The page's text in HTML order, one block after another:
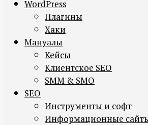
WordPress
Плагины
Хаки
Мануалы
Кейсы
Клиентское SEO
SMM & SMO
SEO
Инструменты и софт
Информационные